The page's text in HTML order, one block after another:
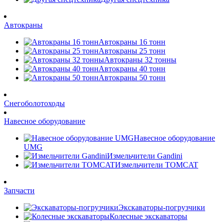
Автокраны
Автокраны 16 тонн
Автокраны 25 тонн
Автокраны 32 тонны
Автокраны 40 тонн
Автокраны 50 тонн
Снегоболотоходы
Навесное оборудование
Навесное оборудование
UMG
Измельчители Gandini
Измельчители TOMCAT
Запчасти
Экскаваторы-погрузчики
Колесные экскаваторы